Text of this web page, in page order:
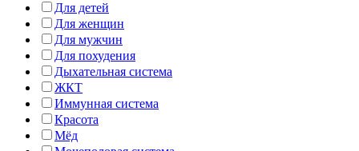
Для детей
Для женщин
Для мужчин
Для похудения
Дыхательная система
ЖКТ
Иммунная система
Красота
Мёд